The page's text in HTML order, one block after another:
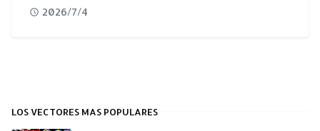
2026/7/4
LOS VECTORES MAS POPULARES